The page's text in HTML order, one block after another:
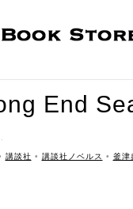
End
ˑ
講談社 • 講談社ノベルス • 釜津